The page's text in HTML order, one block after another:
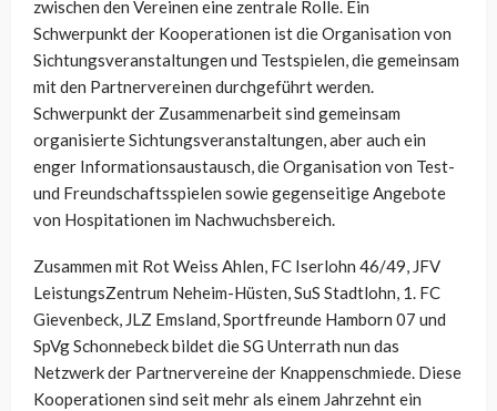
zwischen den Vereinen eine zentrale Rolle. Ein
Schwerpunkt der Kooperationen ist die Organisation von
Sichtungsveranstaltungen und Testspielen, die gemeinsam
mit den Partnervereinen durchgeführt werden.
Schwerpunkt der Zusammenarbeit sind gemeinsam
organisierte Sichtungsveranstaltungen, aber auch ein
enger Informationsaustausch, die Organisation von Test-
und Freundschaftsspielen sowie gegenseitige Angebote
von Hospitationen im Nachwuchsbereich.
Zusammen mit Rot Weiss Ahlen, FC Iserlohn 46/49, JFV
LeistungsZentrum Neheim-Hüsten, SuS Stadtlohn, 1. FC
Gievenbeck, JLZ Emsland, Sportfreunde Hamborn 07 und
SpVg Schonnebeck bildet die SG Unterrath nun das
Netzwerk der Partnervereine der Knappenschmiede. Diese
Kooperationen sind seit mehr als einem Jahrzehnt ein